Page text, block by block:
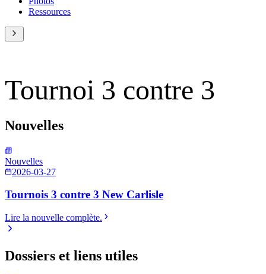
Ressources
Tournoi 3 contre 3
Nouvelles
Nouvelles
2026-03-27
Tournois 3 contre 3 New Carlisle
Lire la nouvelle complète.
Dossiers et liens utiles